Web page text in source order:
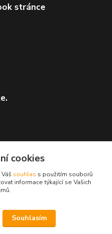
stránce
cookies
souhlas s použitím souborů
informace týkající se Vašich
Souhlasím